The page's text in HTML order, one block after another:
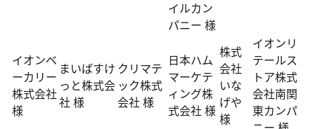
イルカン
パニー 様
イオンベ
ーカリー
株式会社
様
まいばすけ
っと株式会
社 様
クリマテ
ック株式
会社 様
日本ハム
マーケテ
ィング株
式会社 様
株式
会社
いな
げや
様
イオンリ
テールス
トア株式
会社南関
東カンパ